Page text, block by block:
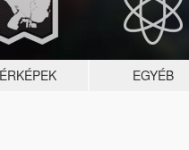
EGYÉB